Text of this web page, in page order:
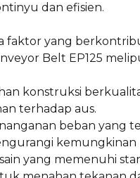
dan efisien.
faktor yang
Belt EP125
konstruksi
terhadap aus.
beban yang
kemungkinan
yang memenuhi